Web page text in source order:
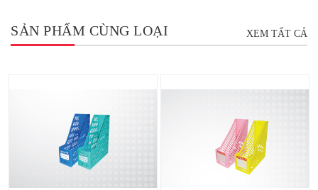
SẢN PHẨM CÙNG LOẠI XEM TẤT CẢ